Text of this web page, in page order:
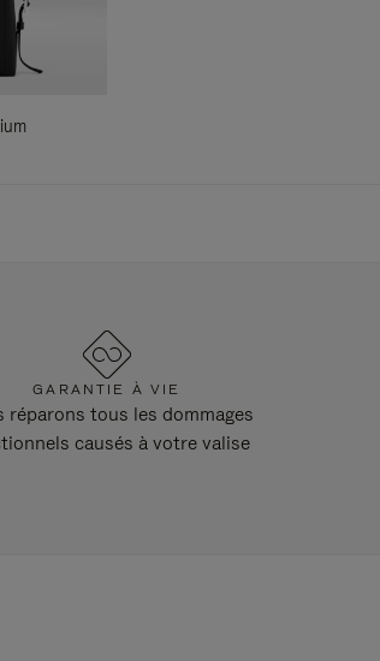
GARANTIE À VIE
réparons tous les dommages
causés à votre valise